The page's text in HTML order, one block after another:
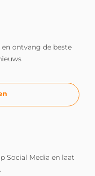
ontvang de beste
Social Media en laat